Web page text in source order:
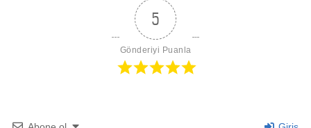
5
Gönderiyi Puanla